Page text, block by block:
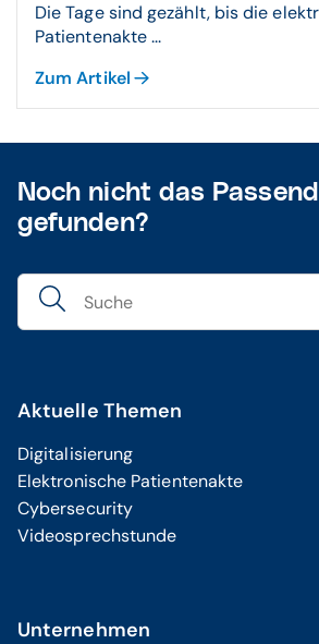
Die Tage sind gezählt, bis die
Patientenakte ...
Zum Artikel
Noch nicht das
gefunden?
Aktuelle Themen
Digitalisierung
Elektronische Patientenakte
Cybersecurity
Videosprechstunde
Unternehmen